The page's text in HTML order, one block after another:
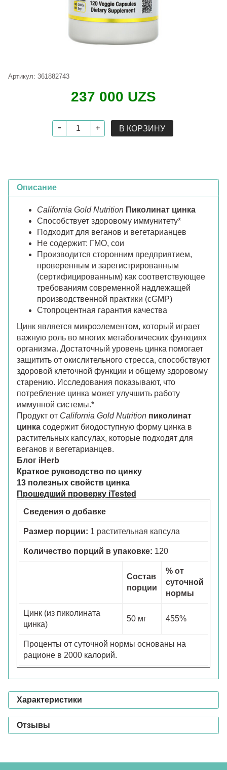
Артикул: 361882743
237 000 UZS
В КОРЗИНУ
Описание
California Gold Nutrition Пиколинат цинка
Способствует здоровому иммунитету*
Подходит для веганов и вегетарианцев
Не содержит: ГМО, сои
Производится сторонним предприятием,
проверенным и зарегистрированным
(сертифицированным) как соответствующее
требованиям современной надлежащей
производственной практики (cGMP)
Стопроцентная гарантия качества
Цинк является микроэлементом, который играет
важную роль во многих метаболических функциях
организма. Достаточный уровень цинка помогает
защитить от окислительного стресса, способствуют
здоровой клеточной функции и общему здоровому
старению. Исследования показывают, что
потребление цинка может улучшить работу
иммунной системы.*
Продукт от California Gold Nutrition пиколинат
цинка содержит биодоступную форму цинка в
растительных капсулах, которые подходят для
веганов и вегетарианцев.
Блог iHerb
Краткое руководство по цинку
13 полезных свойств цинка
Прошедший проверку iTested
Сведения о добавке
Размер порции: 1 растительная капсула
Количество порций в упаковке: 120
Состав
порции
% от
суточной
нормы
Цинк (из пиколината
цинка)
50 мг 455%
Проценты от суточной нормы основаны на
рационе в 2000 калорий.
Характеристики
Отзывы